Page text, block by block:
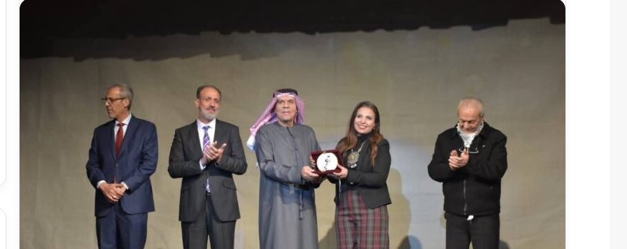
كامل
كليوباترا
القرن
مصطفى كامل سيف الدين …. يكتب
مايسه عطوه كليوباترا القرن 21
الدين
يكتب
ميلاد
جديدمصطفى كامل سيف الدين …. يكتب
ميلاد جديد